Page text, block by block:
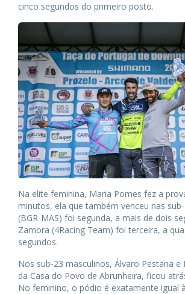
cinco segundos do primeiro posto.
Na elite feminina, Maria Pomes fez a
minutos, ela que também venceu nas
(BGR-MAS) foi segunda, a mais de dois
Zamora (4Racing Team) foi terceira, a
segundos.
Nos sub-23 masculinos, Álvaro Pestana e
da Casa do Povo de Abrunheira, ficou
No feminino, o pódio é exatamente igual